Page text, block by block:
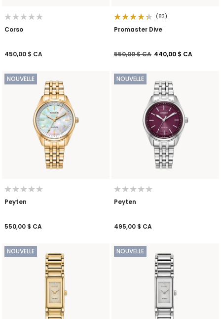
Corso
450,00 $ CA
(83)
Promaster Dive
Prix réduit de
550,00 $ CAà440,00 $ CA
NOUVELLE
Peyten
550,00 $ CA
NOUVELLE
Peyten
495,00 $ CA
NOUVELLE NOUVELLE